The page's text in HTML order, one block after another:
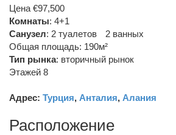
Цена €97,500
Комнаты: 4+1
Санузел: 2 туалетов
2 ванных
Общая площадь: 190м²
Тип рынка: вторичный рынок
Этажей 8
Адрес: Турция, Анталия, Алания
Расположение